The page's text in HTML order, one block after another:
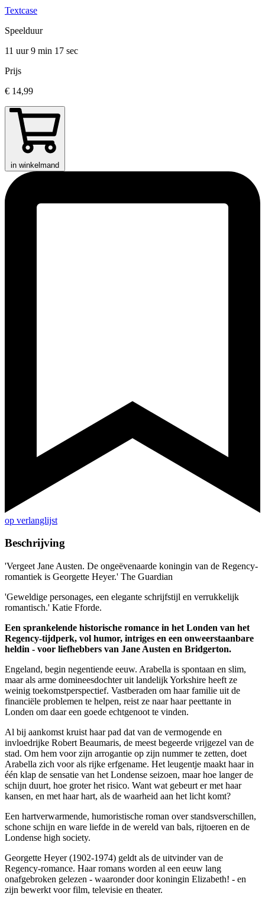
Textcase
Speelduur
11 uur 9 min 17 sec
Prijs
€ 14,99
in winkelmand
op verlanglijst
Beschrijving
'Vergeet Jane Austen. De ongeëvenaarde koningin van de Regency-
romantiek is Georgette Heyer.' The Guardian
'Geweldige personages, een elegante schrijfstijl en verrukkelijk
romantisch.' Katie Fforde.
Een sprankelende historische romance in het Londen van het
Regency-tijdperk, vol humor, intriges en een onweerstaanbare
heldin - voor liefhebbers van Jane Austen en Bridgerton.
Engeland, begin negentiende eeuw. Arabella is spontaan en slim,
maar als arme domineesdochter uit landelijk Yorkshire heeft ze
weinig toekomstperspectief. Vastberaden om haar familie uit de
financiële problemen te helpen, reist ze naar haar peettante in
Londen om daar een goede echtgenoot te vinden.
Al bij aankomst kruist haar pad dat van de vermogende en
invloedrijke Robert Beaumaris, de meest begeerde vrijgezel van de
stad. Om hem voor zijn arrogantie op zijn nummer te zetten, doet
Arabella zich voor als rijke erfgename. Het leugentje maakt haar in
één klap de sensatie van het Londense seizoen, maar hoe langer de
schijn duurt, hoe groter het risico. Want wat gebeurt er met haar
kansen, en met haar hart, als de waarheid aan het licht komt?
Een hartverwarmende, humoristische roman over standsverschillen,
schone schijn en ware liefde in de wereld van bals, rijtoeren en de
Londense high society.
Georgette Heyer (1902-1974) geldt als de uitvinder van de
Regency-romance. Haar romans worden al een eeuw lang
onafgebroken gelezen - waaronder door koningin Elizabeth! - en
zijn bewerkt voor film, televisie en theater.